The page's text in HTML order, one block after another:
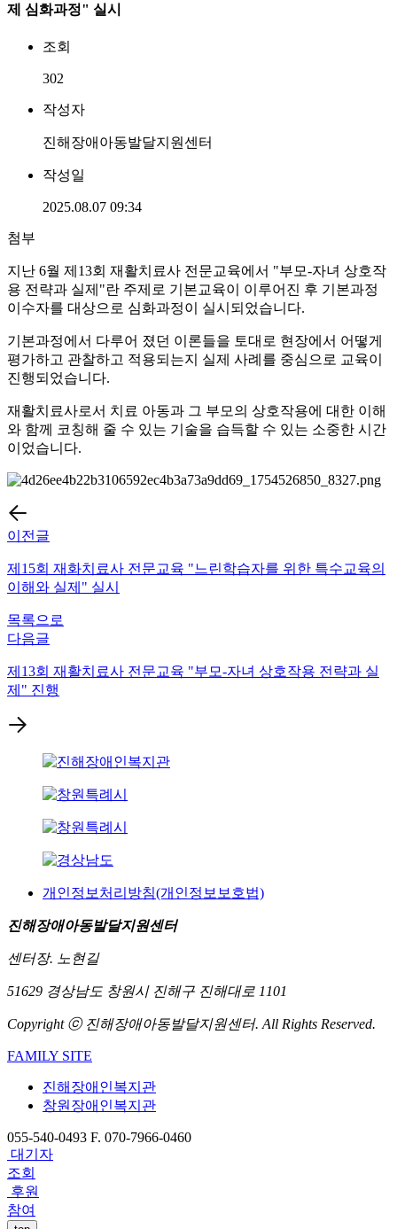
제 심화과정" 실시
조회
302
작성자
진해장애아동발달지원센터
작성일
2025.08.07 09:34
첨부
지난 6월 제13회 재활치료사 전문교육에서 "부모-자녀 상호작
용 전략과 실제"란 주제로 기본교육이 이루어진 후 기본과정
이수자를 대상으로 심화과정이 실시되었습니다.
기본과정에서 다루어 졌던 이론들을 토대로 현장에서 어떻게
평가하고 관찰하고 적용되는지 실제 사례를 중심으로 교육이
진행되었습니다.
재활치료사로서 치료 아동과 그 부모의 상호작용에 대한 이해
와 함께 코칭해 줄 수 있는 기술을 습득할 수 있는 소중한 시간
이었습니다.
이전글
제15회 재화치료사 전문교육 "느린학습자를 위한 특수교육의
이해와 실제" 실시
목록으로
다음글
제13회 재활치료사 전문교육 "부모-자녀 상호작용 전략과 실
제" 진행
개인정보처리방침(개인정보보호법)
진해장애아동발달지원센터
센터장. 노현길
51629 경상남도 창원시 진해구 진해대로 1101
Copyright ⓒ 진해장애아동발달지원센터. All Rights Reserved.
FAMILY SITE
진해장애인복지관
창원장애인복지관
055-540-0493 F. 070-7966-0460
대기자
조회
후원
참여